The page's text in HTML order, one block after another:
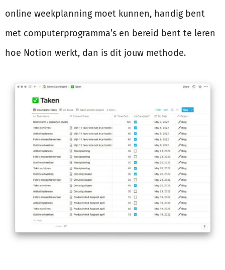
online weekplanning moet kunnen, handig bent
met computerprogramma’s en bereid bent te leren
hoe Notion werkt, dan is dit jouw methode.